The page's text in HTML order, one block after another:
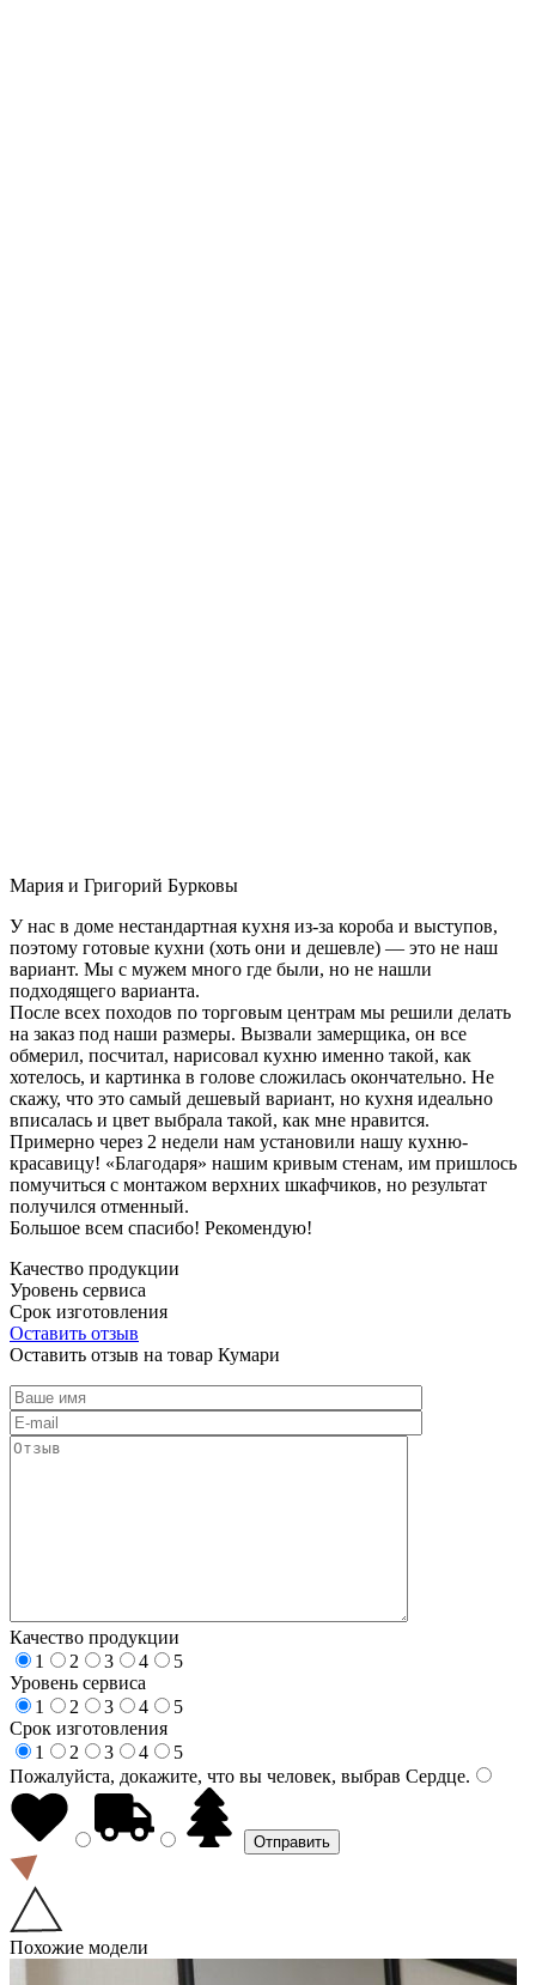
Мария и Григорий Бурковы
У нас в доме нестандартная кухня из-за короба и выступов,
поэтому готовые кухни (хоть они и дешевле) — это не наш
вариант. Мы с мужем много где были, но не нашли
подходящего варианта.
После всех походов по торговым центрам мы решили делать
на заказ под наши размеры. Вызвали замерщика, он все
обмерил, посчитал, нарисовал кухню именно такой, как
хотелось, и картинка в голове сложилась окончательно. Не
скажу, что это самый дешевый вариант, но кухня идеально
вписалась и цвет выбрала такой, как мне нравится.
Примерно через 2 недели нам установили нашу кухню-
красавицу! «Благодаря» нашим кривым стенам, им пришлось
помучиться с монтажом верхних шкафчиков, но результат
получился отменный.
Большое всем спасибо! Рекомендую!
Качество продукции
Уровень сервиса
Срок изготовления
Оставить отзыв
Оставить отзыв на товар Кумари
Качество продукции
1
2 3 4
5
Уровень сервиса
1
2 3 4
5
Срок изготовления
1
2 3 4
5
Пожалуйста, докажите, что вы человек, выбрав Сердце.
Похожие модели